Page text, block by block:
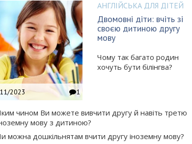
2023 1
АНГЛІЙСЬКА ДЛЯ ДІТЕЙ
Двомовні діти: вчіть зі
своєю дитиною другу
мову
Чому так багато родин
хочуть бути білінгва?
чином Ви можете вивчити другу й навіть третю
мову з дитиною?
можна дошкільнятам вчити другу іноземну мову?